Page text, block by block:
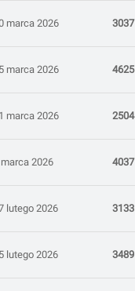
marca 2026 3037
marca 2026 4625
marca 2026 2504
2026 4037
lutego 2026 3133
lutego 2026 3489